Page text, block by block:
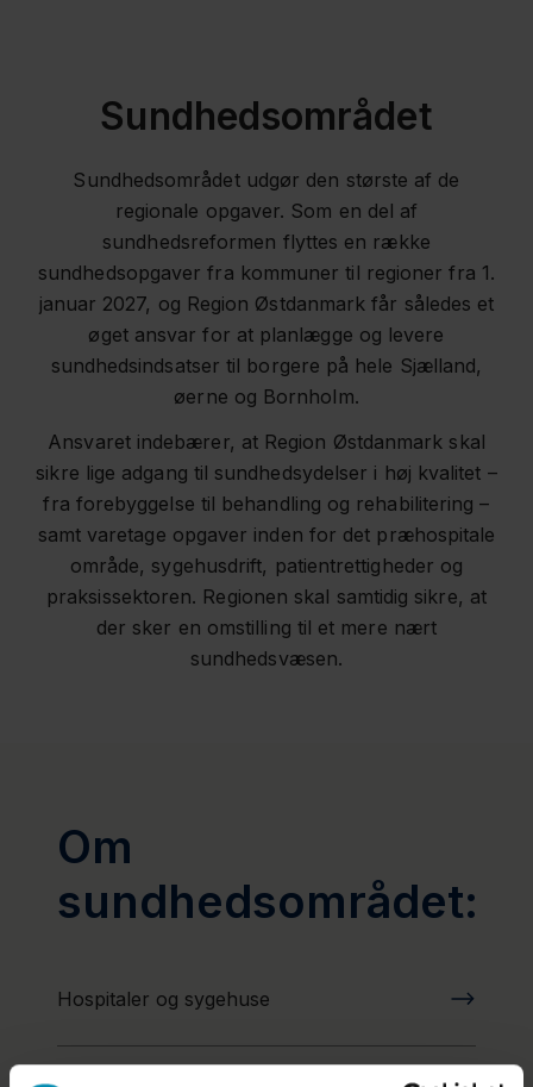
Sundhedsområdet
Sundhedsområdet udgør den største af de
regionale opgaver. Som en del af
sundhedsreformen flyttes en række
sundhedsopgaver fra kommuner til regioner fra 1.
januar 2027, og Region Østdanmark får således et
øget ansvar for at planlægge og levere
sundhedsindsatser til borgere på hele Sjælland,
øerne og Bornholm.
Ansvaret indebærer, at Region Østdanmark skal
sikre lige adgang til sundhedsydelser i høj kvalitet –
fra forebyggelse til behandling og rehabilitering –
samt varetage opgaver inden for det præhospitale
område, sygehusdrift, patientrettigheder og
praksissektoren. Regionen skal samtidig sikre, at
der sker en omstilling til et mere nært
sundhedsvæsen.
Om
sundhedsområdet:
Hospitaler og sygehuse